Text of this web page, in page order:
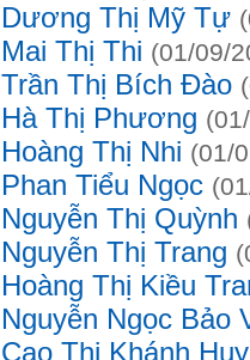
Dương Thị Mỹ Tự
Mai Thị Thi (01/09/
Trần Thị Bích Đào
Hà Thị Phương
Hoàng Thị Nhi (01/
Phan Tiểu Ngọc
Nguyễn Thị Quỳnh
Nguyễn Thị Trang
Hoàng Thị Kiều
Nguyễn Ngọc Bảo
Cao Thị Khánh